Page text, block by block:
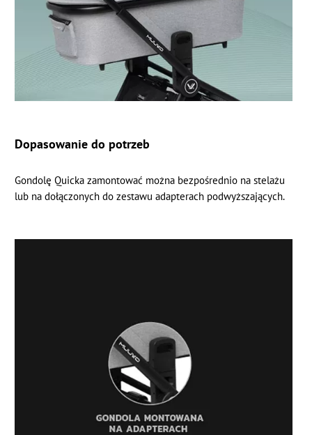
Dopasowanie do potrzeb
Gondolę Quicka zamontować można bezpośrednio na stelażu
lub na dołączonych do zestawu adapterach podwyższających.